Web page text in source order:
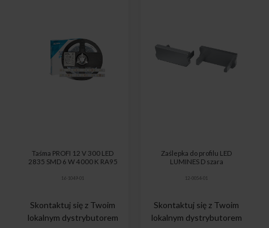
Taśma PROFI 12 V 300 LED
2835 SMD 6 W 4000 K RA95
16-1049-01
Skontaktuj się z Twoim
lokalnym dystrybutorem
Zaślepka do profilu LED
LUMINES D szara
12-0054-01
Skontaktuj się z Twoim
lokalnym dystrybutorem